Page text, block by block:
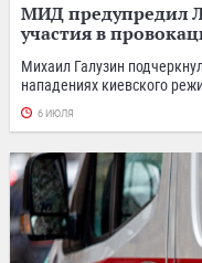
МИД предупредил
участия в
Михаил Галузин
нападениях киевского
6 ИЮЛЯ